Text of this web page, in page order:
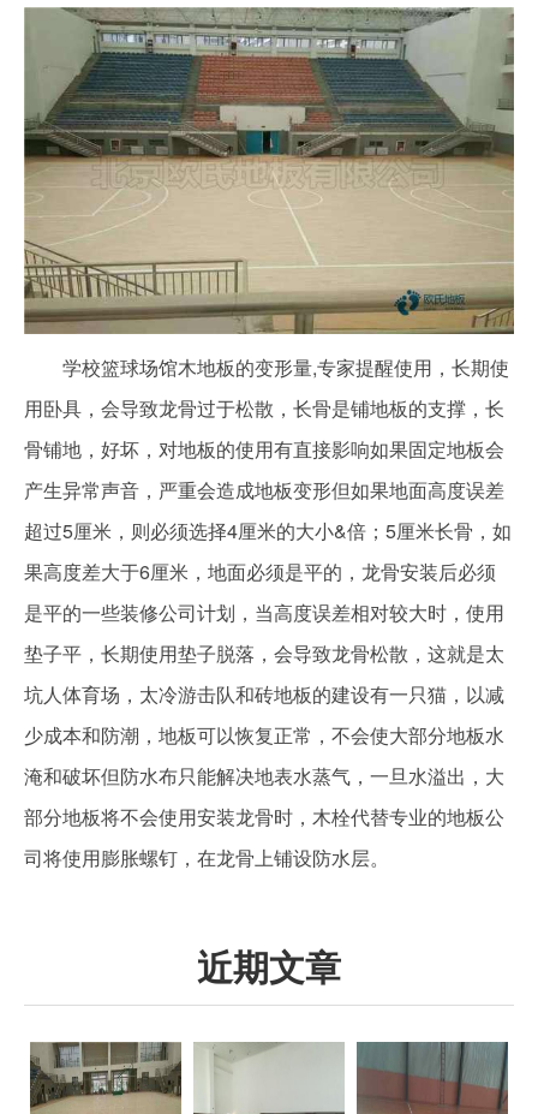
学校篮球场馆木地板的变形量,专家提醒使用，长期使
用卧具，会导致龙骨过于松散，长骨是铺地板的支撑，长
骨铺地，好坏，对地板的使用有直接影响如果固定地板会
产生异常声音，严重会造成地板变形但如果地面高度误差
超过5厘米，则必须选择4厘米的大小&倍；5厘米长骨，如
果高度差大于6厘米，地面必须是平的，龙骨安装后必须
是平的一些装修公司计划，当高度误差相对较大时，使用
垫子平，长期使用垫子脱落，会导致龙骨松散，这就是太
坑人体育场，太冷游击队和砖地板的建设有一只猫，以减
少成本和防潮，地板可以恢复正常，不会使大部分地板水
淹和破坏但防水布只能解决地表水蒸气，一旦水溢出，大
部分地板将不会使用安装龙骨时，木栓代替专业的地板公
司将使用膨胀螺钉，在龙骨上铺设防水层。
近期文章